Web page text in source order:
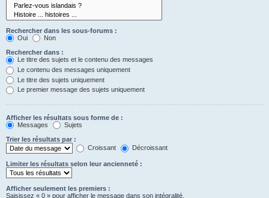
Rechercher dans les sous-forums :
Oui
Non
Rechercher dans :
Le titre des sujets et le contenu des messages
Le contenu des messages uniquement
Le titre des sujets uniquement
Le premier message des sujets uniquement
Afficher les résultats sous forme de :
Messages
Sujets
Trier les résultats par :
Croissant
Décroissant
Limiter les résultats selon leur ancienneté :
Afficher seulement les premiers :
Saisissez « 0 » pour afficher le message dans son intégralité.